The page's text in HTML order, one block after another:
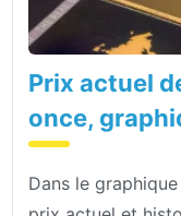
Prix actuel
once,
Dans le